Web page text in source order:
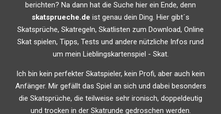
berichten? Na dann hat die Suche hier ein Ende, denn
skatsprueche.de ist genau dein Ding. Hier gibt´s
Skatsprüche, Skatregeln, Skatlisten zum Download, Online
Skat spielen, Tipps, Tests und andere nützliche Infos rund
um mein Lieblingskartenspiel - Skat.
Ich bin kein perfekter Skatspieler, kein Profi, aber auch kein
Anfänger. Mir gefällt das Spiel an sich und dabei besonders
die Skatsprüche, die teilweise sehr ironisch, doppeldeutig
und trocken in der Skatrunde gedroschen werden.